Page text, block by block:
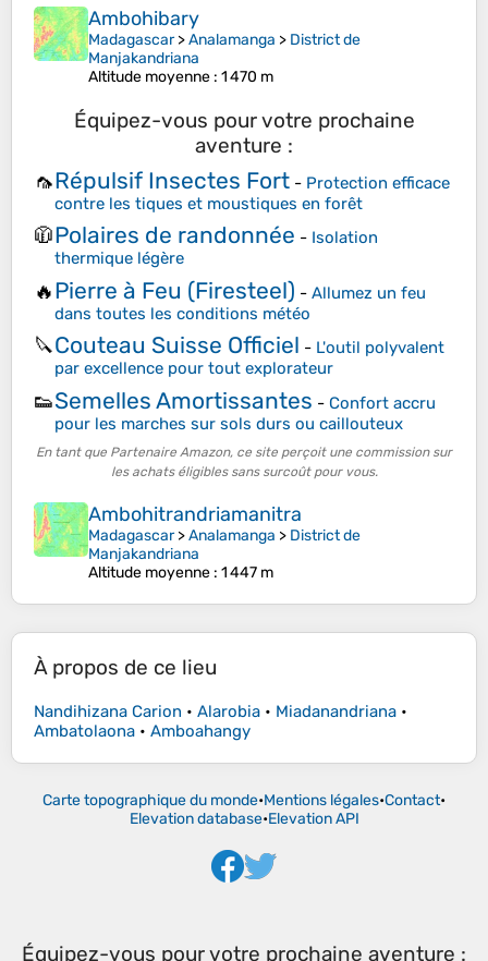
Ambohibary
Madagascar>Analamanga > District de
Manjakandriana
Altitude moyenne : 1 470 m
Équipez-vous pour votre prochaine
aventure :
🦟Répulsif Insectes Fort - Protection efficace
contre les tiques et moustiques en forêt
🧥Polaires de randonnée - Isolation
thermique légère
🔥Pierre à Feu (Firesteel) - Allumez un feu
dans toutes les conditions météo
🔪Couteau Suisse Officiel - L'outil polyvalent
par excellence pour tout explorateur
👟Semelles Amortissantes - Confort accru
pour les marches sur sols durs ou caillouteux
En tant que Partenaire Amazon, ce site perçoit une commission sur
les achats éligibles sans surcoût pour vous.
Ambohitrandriamanitra
Madagascar>Analamanga > District de
Manjakandriana
Altitude moyenne : 1 447 m
À propos de ce lieu
Nandihizana Carion • Alarobia • Miadanandriana •
Ambatolaona • Amboahangy
Carte topographique du monde•Mentions légales•Contact•
Elevation database•Elevation API
Équipez-vous pour votre prochaine aventure :